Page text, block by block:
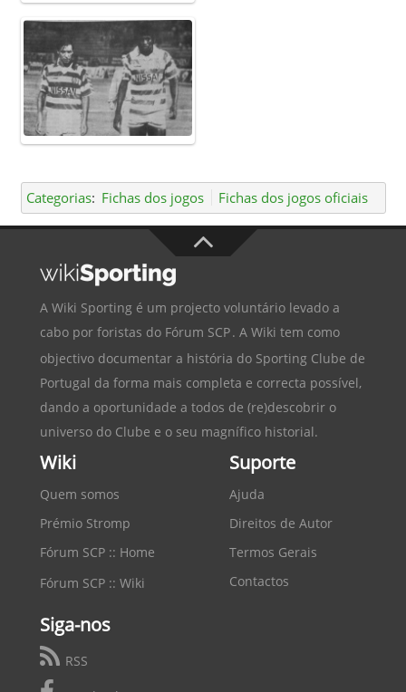
Categorias: Fichas dos jogos Fichas dos jogos oficiais
A Wiki Sporting é um projecto voluntário levado a
cabo por foristas do Fórum SCP. A Wiki tem como
objectivo documentar a história do Sporting Clube de
Portugal da forma mais completa e correcta possível,
dando a oportunidade a todos de (re)descobrir o
universo do Clube e o seu magnífico historial.
Wiki
Quem somos
Prémio Stromp
Fórum SCP :: Home
Fórum SCP :: Wiki
Suporte
Ajuda
Direitos de Autor
Termos Gerais
Contactos
Siga-nos
RSS